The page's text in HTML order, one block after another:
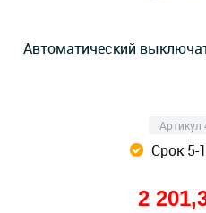
Автоматический
Артикул
Срок 5-
2